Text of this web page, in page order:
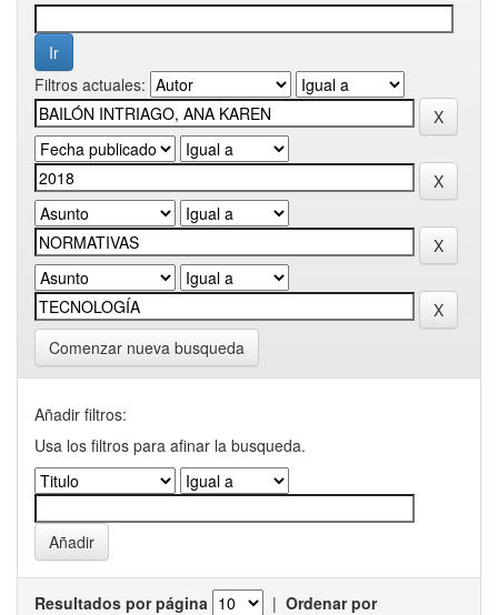
Filtros actuales:
Comenzar nueva busqueda
Añadir filtros:
Usa los filtros para afinar la busqueda.
Resultados por página | Ordenar por